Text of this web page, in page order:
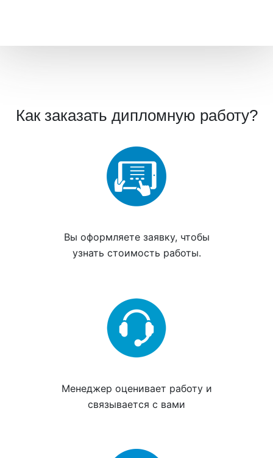
Как заказать дипломную работу?
Вы оформляете заявку, чтобы
узнать стоимость работы.
Менеджер оценивает работуи
связывается с вами